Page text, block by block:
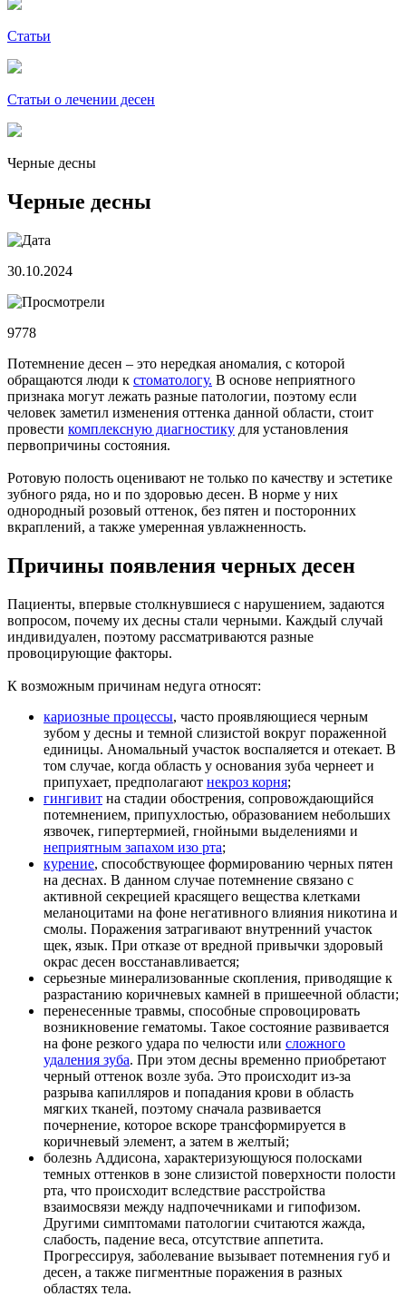
Статьи
Статьи о лечении десен
Черные десны
Черные десны
30.10.2024
9778
Потемнение десен – это нередкая аномалия, с которой
обращаются люди к стоматологу. В основе неприятного
признака могут лежать разные патологии, поэтому если
человек заметил изменения оттенка данной области, стоит
провести комплексную диагностику для установления
первопричины состояния.
Ротовую полость оценивают не только по качеству и эстетике
зубного ряда, но и по здоровью десен. В норме у них
однородный розовый оттенок, без пятен и посторонних
вкраплений, а также умеренная увлажненность.
Причины появления черных десен
Пациенты, впервые столкнувшиеся с нарушением, задаются
вопросом, почему их десны стали черными. Каждый случай
индивидуален, поэтому рассматриваются разные
провоцирующие факторы.
К возможным причинам недуга относят:
кариозные процессы, часто проявляющиеся черным
зубом у десны и темной слизистой вокруг пораженной
единицы. Аномальный участок воспаляется и отекает. В
том случае, когда область у основания зуба чернеет и
припухает, предполагают некроз корня;
гингивит на стадии обострения, сопровождающийся
потемнением, припухлостью, образованием небольших
язвочек, гипертермией, гнойными выделениями и
неприятным запахом изо рта;
курение, способствующее формированию черных пятен
на деснах. В данном случае потемнение связано с
активной секрецией красящего вещества клетками
меланоцитами на фоне негативного влияния никотина и
смолы. Поражения затрагивают внутренний участок
щек, язык. При отказе от вредной привычки здоровый
окрас десен восстанавливается;
серьезные минерализованные скопления, приводящие к
разрастанию коричневых камней в пришеечной области;
перенесенные травмы, способные спровоцировать
возникновение гематомы. Такое состояние развивается
на фоне резкого удара по челюсти или сложного
удаления зуба. При этом десны временно приобретают
черный оттенок возле зуба. Это происходит из-за
разрыва капилляров и попадания крови в область
мягких тканей, поэтому сначала развивается
почернение, которое вскоре трансформируется в
коричневый элемент, а затем в желтый;
болезнь Аддисона, характеризующуюся полосками
темных оттенков в зоне слизистой поверхности полости
рта, что происходит вследствие расстройства
взаимосвязи между надпочечниками и гипофизом.
Другими симптомами патологии считаются жажда,
слабость, падение веса, отсутствие аппетита.
Прогрессируя, заболевание вызывает потемнения губ и
десен, а также пигментные поражения в разных
областях тела.